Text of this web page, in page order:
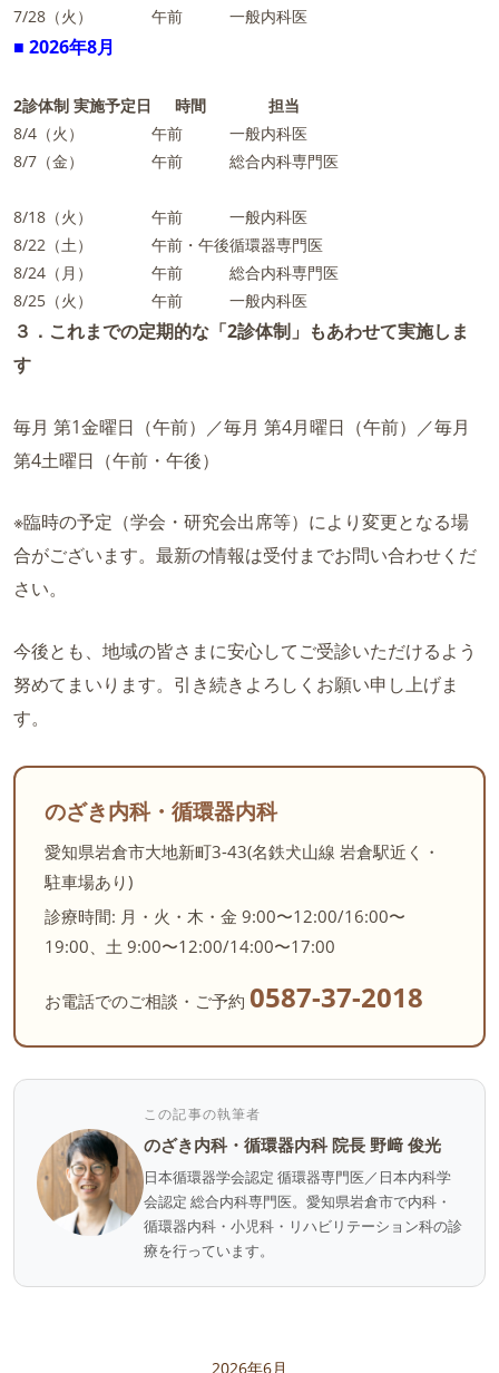
7/28（火）
午前 一般内科医
■ 2026年8月
2診体制 実施予定日 時間
担当
8/4（火）
午前
一般内科医
8/7（金）
午前 総合内科専門医
8/18（火） 午前
一般内科医
8/22（土）
午前・午後循環器専門医
8/24（月）
午前
総合内科専門医
8/25（火）
午前 一般内科医
３．これまでの定期的な「2診体制」もあわせて実施しま
す
毎月 第1金曜日（午前）／毎月 第4月曜日（午前）／毎月
第4土曜日（午前・午後）
※臨時の予定（学会・研究会出席等）により変更となる場
合がございます。最新の情報は受付までお問い合わせくだ
さい。
今後とも、地域の皆さまに安心してご受診いただけるよう
努めてまいります。引き続きよろしくお願い申し上げま
す。
のざき内科・循環器内科
愛知県岩倉市大地新町3-43(名鉄犬山線 岩倉駅近く・
駐車場あり)
診療時間: 月・火・木・金 9:00〜12:00/16:00〜
19:00、土 9:00〜12:00/14:00〜17:00
お電話でのご相談・ご予約 0587-37-2018
この記事の執筆者
のざき内科・循環器内科 院長 野﨑 俊光
日本循環器学会認定 循環器専門医／日本内科学
会認定 総合内科専門医。愛知県岩倉市で内科・
循環器内科・小児科・リハビリテーション科の診
療を行っています。
2026年6月